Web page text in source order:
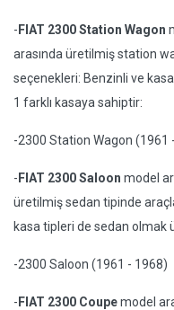
- FIAT 2300 Station Wagon
arasında üretilmiş station
seçenekleri: Benzinli ve
1 farklı kasaya sahiptir:
-2300 Station Wagon (1961
- FIAT 2300 Saloon model
üretilmiş sedan tipinde
kasa tipleri de sedan olmak
-2300 Saloon (1961 - 1968)
- FIAT 2300 Coupemodel